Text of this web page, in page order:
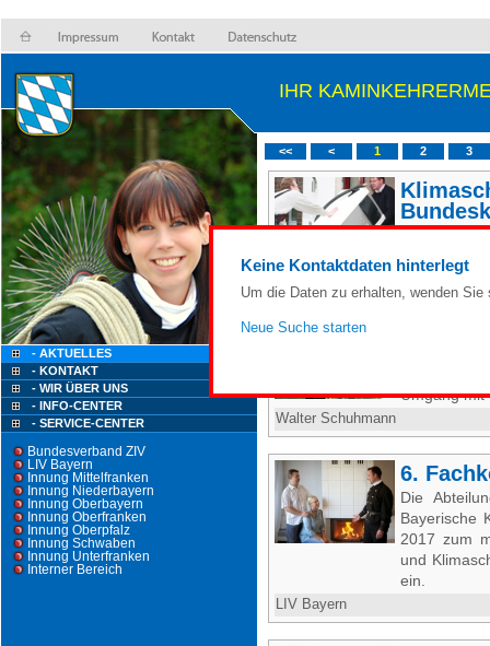
- AKTUELLES
- KONTAKT
- WIR ÜBER UNS
- INFO-CENTER
- SERVICE-CENTER
Bundesverband ZIV
LIV Bayern
Innung Mittelfranken
Innung Niederbayern
Innung Oberbayern
Innung Oberfranken
Innung Oberpfalz
Innung Schwaben
Innung Unterfranken
Interner Bereich
IHR
<< < 1 2 3
Walter Schuhmann
Umgang mit
Walter Schuhmann
6.
Die
Bayerische
2017 zum
und
ein.
LIV Bayern
Keine Kontaktdaten hinterlegt
Um die Daten zu erhalten, wenden
Neue Suche starten